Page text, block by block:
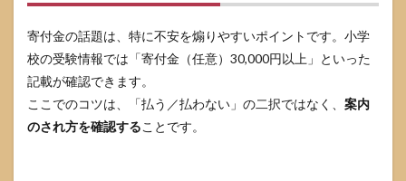
ます
9.5
「白
百
合」
と名
前が
寄付金の話題は、特に不安を煽りやすいポイントです。小学
校の受験情報では「寄付金（任意）30,000円以上」といった
記載が確認できます。
ここでのコツは、「払う／払わない」の二択ではなく、 案内
のされ方を確認することです。